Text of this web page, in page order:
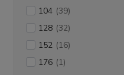
104 (39)
128 (32)
152 (16)
176 (1)